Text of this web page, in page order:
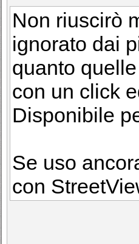
Non riuscirò
ignorato dai
quanto
con un click
Disponibile
Se uso
con